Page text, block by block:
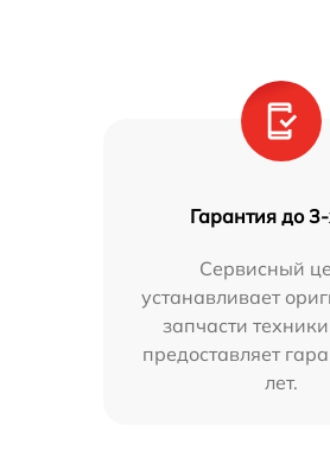
Гарантия до
Сервисный
устанавливает
запчасти
предоставляет
лет.